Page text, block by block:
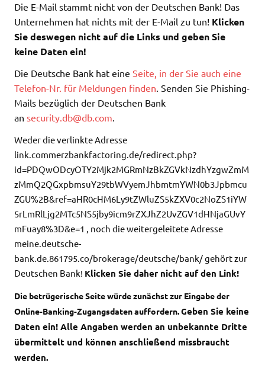
Die E-Mail stammt nicht von der Deutschen Bank! Das
Unternehmen hat nichts mit der E-Mail zu tun! Klicken
Sie deswegen nicht auf die Links und geben Sie
keine Daten ein!
Die Deutsche Bank hat eine Seite, in der Sie auch eine
Telefon-Nr. für Meldungen finden. Senden Sie Phishing-
Mails bezüglich der Deutschen Bank
an security.db@db.com.
Weder die verlinkte Adresse
link.commerzbankfactoring.de/redirect.php?
id=PDQwODcyOTY2Mjk2MGRmNzBkZGVkNzdhYzgwZmM
zMmQ2QGxpbmsuY29tbWVyemJhbmtmYWN0b3Jpbmcu
ZGU%2B&ref=aHR0cHM6Ly9tZWluZS5kZXV0c2NoZS1iYW
5rLmRlLjg2MTc5NS5jby9icm9rZXJhZ2UvZGV1dHNjaGUvY
mFuay8%3D&e=1 , noch die weitergeleitete Adresse
meine.deutsche-
bank.de.861795.co/brokerage/deutsche/bank/ gehört zur
Deutschen Bank! Klicken Sie daher nicht auf den Link!
Die betrügerische Seite würde zunächst zur Eingabe der
Online-Banking-Zugangsdaten auffordern. Geben Sie keine
Daten ein! Alle Angaben werden an unbekannte Dritte
übermittelt und können anschließend missbraucht
werden.